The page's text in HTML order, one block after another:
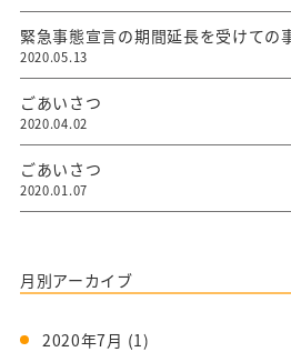
緊急事態宣言の期間延長を受けての
2020.05.13
ごあいさつ
2020.04.02
ごあいさつ
2020.01.07
月別アーカイブ
2020年7月 (1)